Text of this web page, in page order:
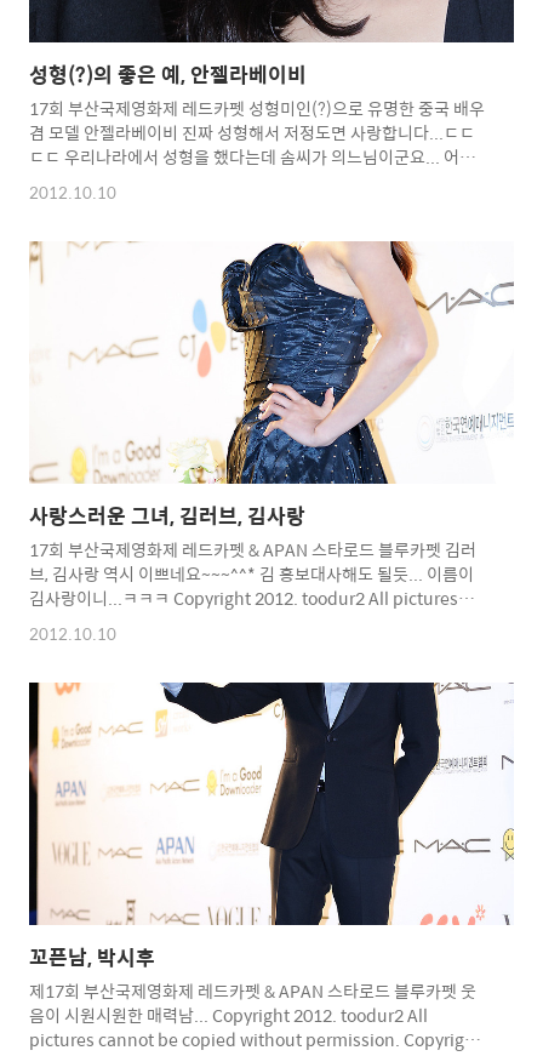
성형(?)의 좋은 예, 안젤라베이비
17회 부산국제영화제 레드카펫 성형미인(?)으로 유명한 중국 배우
겸 모델 안젤라베이비 진짜 성형해서 저정도면 사랑합니다...ㄷㄷ
ㄷㄷ 우리나라에서 성형을 했다는데 솜씨가 의느님이군요... 어머
니는 나를 낳으시고, 의느님은 나를 만드시니...^^;;;; Copyright
2012. toodur2 All pictures cannot be copied without
삭제합니다.
2012.10.10
사랑스러운 그녀, 김러브, 김사랑
17회 부산국제영화제 레드카펫 & APAN 스타로드 블루카펫 김러
브, 김사랑 역시 이쁘네요~~~^^* 김 홍보대사해도 될듯... 이름이
김사랑이니...ㅋㅋㅋ Copyright 2012. toodur2 All pictures
cannot be copied without permission. Copyright 2012.
toodur2 All pictures cannot be copied without
2012.10.10
꼬픈남, 박시후
제17회 부산국제영화제 레드카펫 & APAN 스타로드 블루카펫 웃
음이 시원시원한 매력남... Copyright 2012. toodur2 All
pictures cannot be copied without permission. Copyright